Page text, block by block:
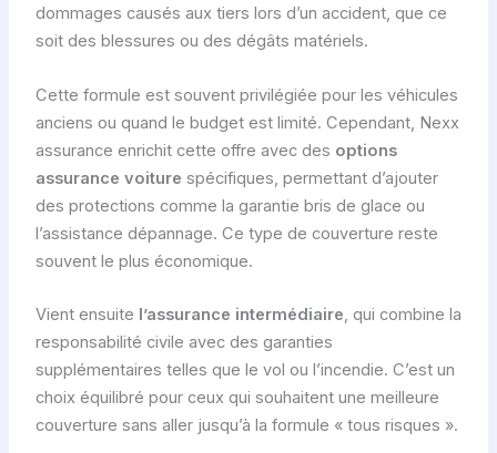
dommages causés aux tiers lors d’un accident, que ce
soit des blessures ou des dégâts matériels.
Cette formule est souvent privilégiée pour les véhicules
anciens ou quand le budget est limité. Cependant, Nexx
assurance enrichit cette offre avec des options
assurance voiture spécifiques, permettant d’ajouter
des protections comme la garantie bris de glace ou
l’assistance dépannage. Ce type de couverture reste
souvent le plus économique.
Vient ensuite l’assurance intermédiaire, qui combine la
responsabilité civile avec des garanties
supplémentaires telles que le vol ou l’incendie. C’est un
choix équilibré pour ceux qui souhaitent une meilleure
couverture sans aller jusqu’à la formule « tous risques ».